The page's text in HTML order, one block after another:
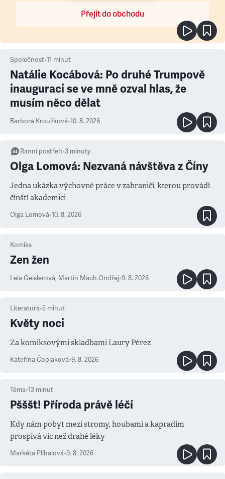
Přejít do obchodu
Společnost•11 minut
Natálie Kocábová: Po druhé Trumpově
inauguraci se ve mně ozval hlas, že
musím něco dělat
Barbora Kroužková•10. 8. 2026
Ranní postřeh•3 minuty
Olga Lomová: Nezvaná návštěva z Číny
Jedna ukázka výchovné práce v zahraničí, kterou provádí
čínští akademici
Olga Lomová•10. 8. 2026
Komiks
Zen žen
Lela Geislerová, Martin Mach Ondřej•9. 8. 2026
Literatura•5 minut
Květy noci
Za komiksovými skladbami Laury Pérez
Kateřina Čopjaková•9. 8. 2026
Téma•13 minut
Pšššt! Příroda právě léčí
Kdy nám pobyt mezi stromy, houbami a kapradím
prospívá víc než drahé léky
Markéta Plíhalová•9. 8. 2026